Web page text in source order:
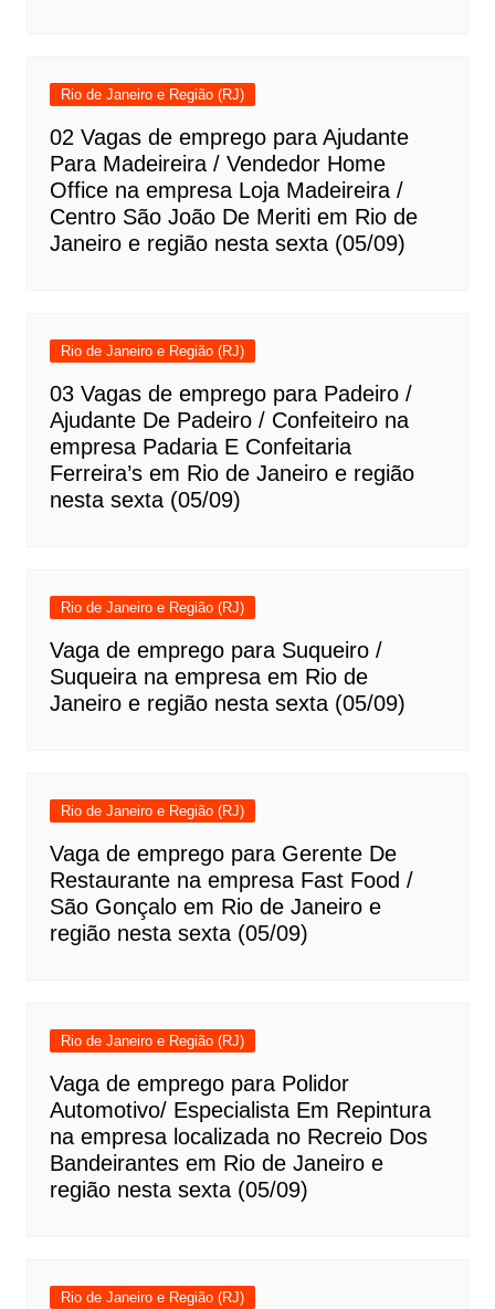
Rio de Janeiro e Região (RJ)
02 Vagas de emprego para Ajudante
Para Madeireira / Vendedor Home
Office na empresa Loja Madeireira /
Centro São João De Meriti em Rio de
Janeiro e região nesta sexta (05/09)
Rio de Janeiro e Região (RJ)
03 Vagas de emprego para Padeiro /
Ajudante De Padeiro / Confeiteiro na
empresa Padaria E Confeitaria
Ferreira’s em Rio de Janeiro e região
nesta sexta (05/09)
Rio de Janeiro e Região (RJ)
Vaga de emprego para Suqueiro /
Suqueira na empresa em Rio de
Janeiro e região nesta sexta (05/09)
Rio de Janeiro e Região (RJ)
Vaga de emprego para Gerente De
Restaurante na empresa Fast Food /
São Gonçalo em Rio de Janeiro e
região nesta sexta (05/09)
Rio de Janeiro e Região (RJ)
Vaga de emprego para Polidor
Automotivo/ Especialista Em Repintura
na empresa localizada no Recreio Dos
Bandeirantes em Rio de Janeiro e
região nesta sexta (05/09)
Rio de Janeiro e Região (RJ)